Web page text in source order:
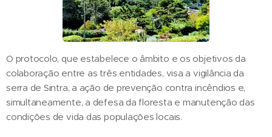
O protocolo, que estabelece o âmbito e os objetivos da
colaboração entre as três entidades, visa a vigilância da
serra de Sintra, a ação de prevenção contra incêndios e,
simultaneamente, a defesa da floresta e manutenção das
condições de vida das populações locais.